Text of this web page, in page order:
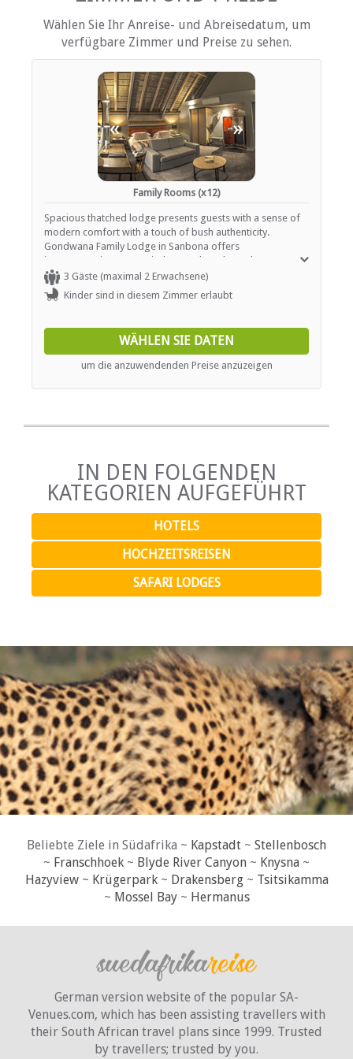
EINRICHTUNGEN AUF DEM GELÄNDE
Klimaanlage
Kinderfreundlich (alle Altersgruppen)
Gästelounge mit TV
Zimmerreinigung (täglich)
Parkplatz (abseits der Straße)
Rauchen: Nicht drinnen
Schwimmbad
ESSEN UND TRINKEN
Bar (voll lizenziert)
Kostenloser Tee / Kaffee
Restaurant / Esszimmer
INTERNET
Kostenloses Wi-Fi
Wählen Sie Ihr Anreise- und Abreisedatum, um
verfügbare Zimmer und Preise zu sehen.
« »
Family Rooms (x12)
Spacious thatched lodge presents guests with a sense of
modern comfort with a touch of bush authenticity.
Gondwana Family Lodge in Sanbona offers
interconnecting rooms, indoor and outdoor play areas
and a child-friendly pool, catering for guests of all ages.
Each room can accommodate a maximum of two adults
sharing with one child, subject to availability of rooms with
Lodge are inter-leading. Each room is furnished with a
King-size bed or twin beds if preferred and a sleeper
couch. The en-suite bathrooms are fitted with a shower,
bath, toilet and basin. The rooms are equipped with air
conditioning, tea / coffee making facilities, a mini bar. Six
balcony/ viewing platform.
3 Gäste (maximal 2 Erwachsene)
Kinder sind in diesem Zimmer erlaubt
WÄHLEN SIE DATEN
um die anzuwendenden Preise anzuzeigen
IN DEN FOLGENDEN
KATEGORIEN AUFGEFÜHRT
HOTELS
HOCHZEITSREISEN
SAFARI LODGES
Beliebte Ziele in Südafrika ~ Kapstadt ~ Stellenbosch
~ Franschhoek ~ Blyde River Canyon ~ Knysna ~
Hazyview~ Krügerpark~ Drakensberg~ Tsitsikamma
~ Mossel Bay~ Hermanus
German version website of the popular SA-
Venues.com, which has been assisting travellers with
their South African travel plans since 1999. Trusted
by travellers; trusted by you.